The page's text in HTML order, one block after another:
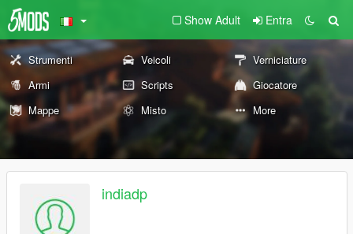
Show Adult Entra
Strumenti Veicoli
Verniciature
Armi
Scripts
Giocatore
Mappe
Misto More
indiadp